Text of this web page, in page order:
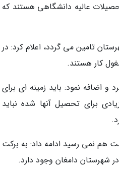
عالیه دانشگاهی هستند که
تامین می گردد، اعلام کرد: در
و اضافه نمود: باید زمینه ای برای
التحصیل که هزینه زیادی برای تحصیل آنها شده نباید
هم نمی رسید ادامه داد: به برکت
شهرستان دامغان وجود دارد.